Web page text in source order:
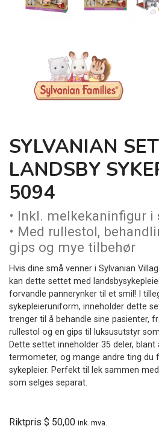
SYLVANIAN
LANDSBY
5094
• Inkl. melkekaninfigur
• Med rullestol,
gips og mye tilbehør
Hvis dine små venner i Sylvanian
kan dette settet med
forvandle pannerynker til et smil! I
sykepleieruniform, inneholder dette
trenger til å behandle sine pasienter,
rullestol og en gips til luksusutstyr
Dette settet inneholder 35 deler,
termometer, og mange andre ting du
sykepleier. Perfekt til lek sammen
som selges separat.
Riktpris $ 50,00 ink. mva.